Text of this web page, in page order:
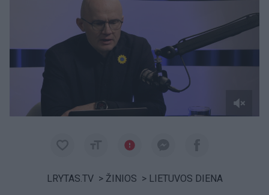
LRYTAS.TV > ŽINIOS > LIETUVOS DIENA